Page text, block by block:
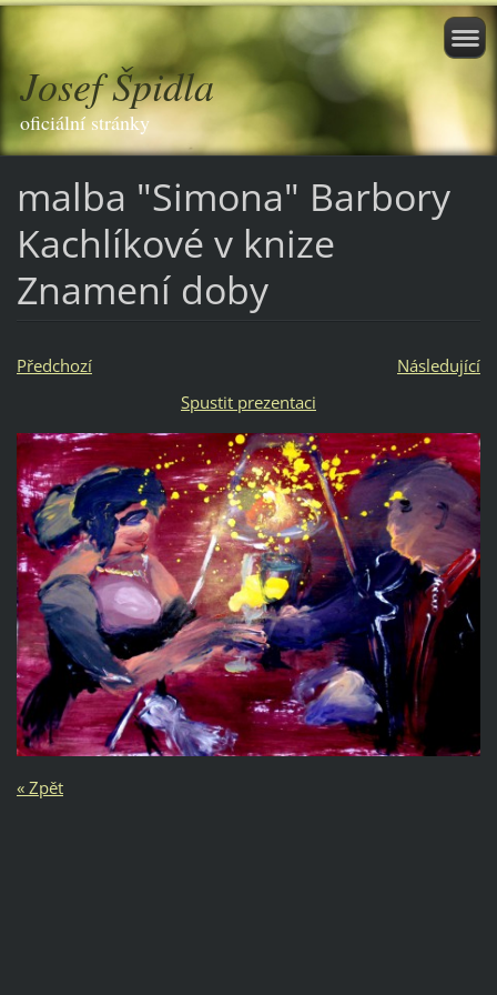
Josef Špidla
oficiální stránky
malba "Simona" Barbory
Kachlíkové v knize
Znamení doby
Předchozí
Následující
Spustit prezentaci
« Zpět